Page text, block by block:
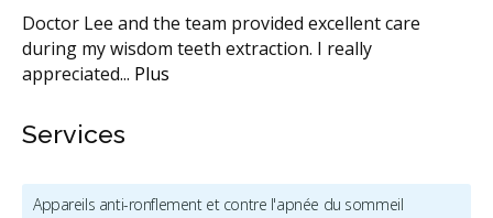
Doctor Lee and the team provided excellent care
during my wisdom teeth extraction. I really
appreciated... Plus
Services
Appareils anti-ronflement et contre l'apnée du sommeil